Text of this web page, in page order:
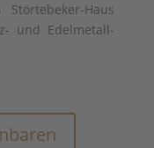
Haus
und Edelmetall-